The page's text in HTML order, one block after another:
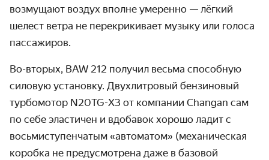
возмущают воздух вполне умеренно — лёгкий
шелест ветра не перекрикивает музыку или голоса
пассажиров.
Во-вторых, BAW 212 получил весьма способную
силовую установку. Двухлитровый бензиновый
турбомотор N20TG-X3 от компании Changan сам
по себе эластичен и вдобавок хорошо ладит с
восьмиступенчатым «автоматом» (механическая
коробка не предусмотрена даже в базовой